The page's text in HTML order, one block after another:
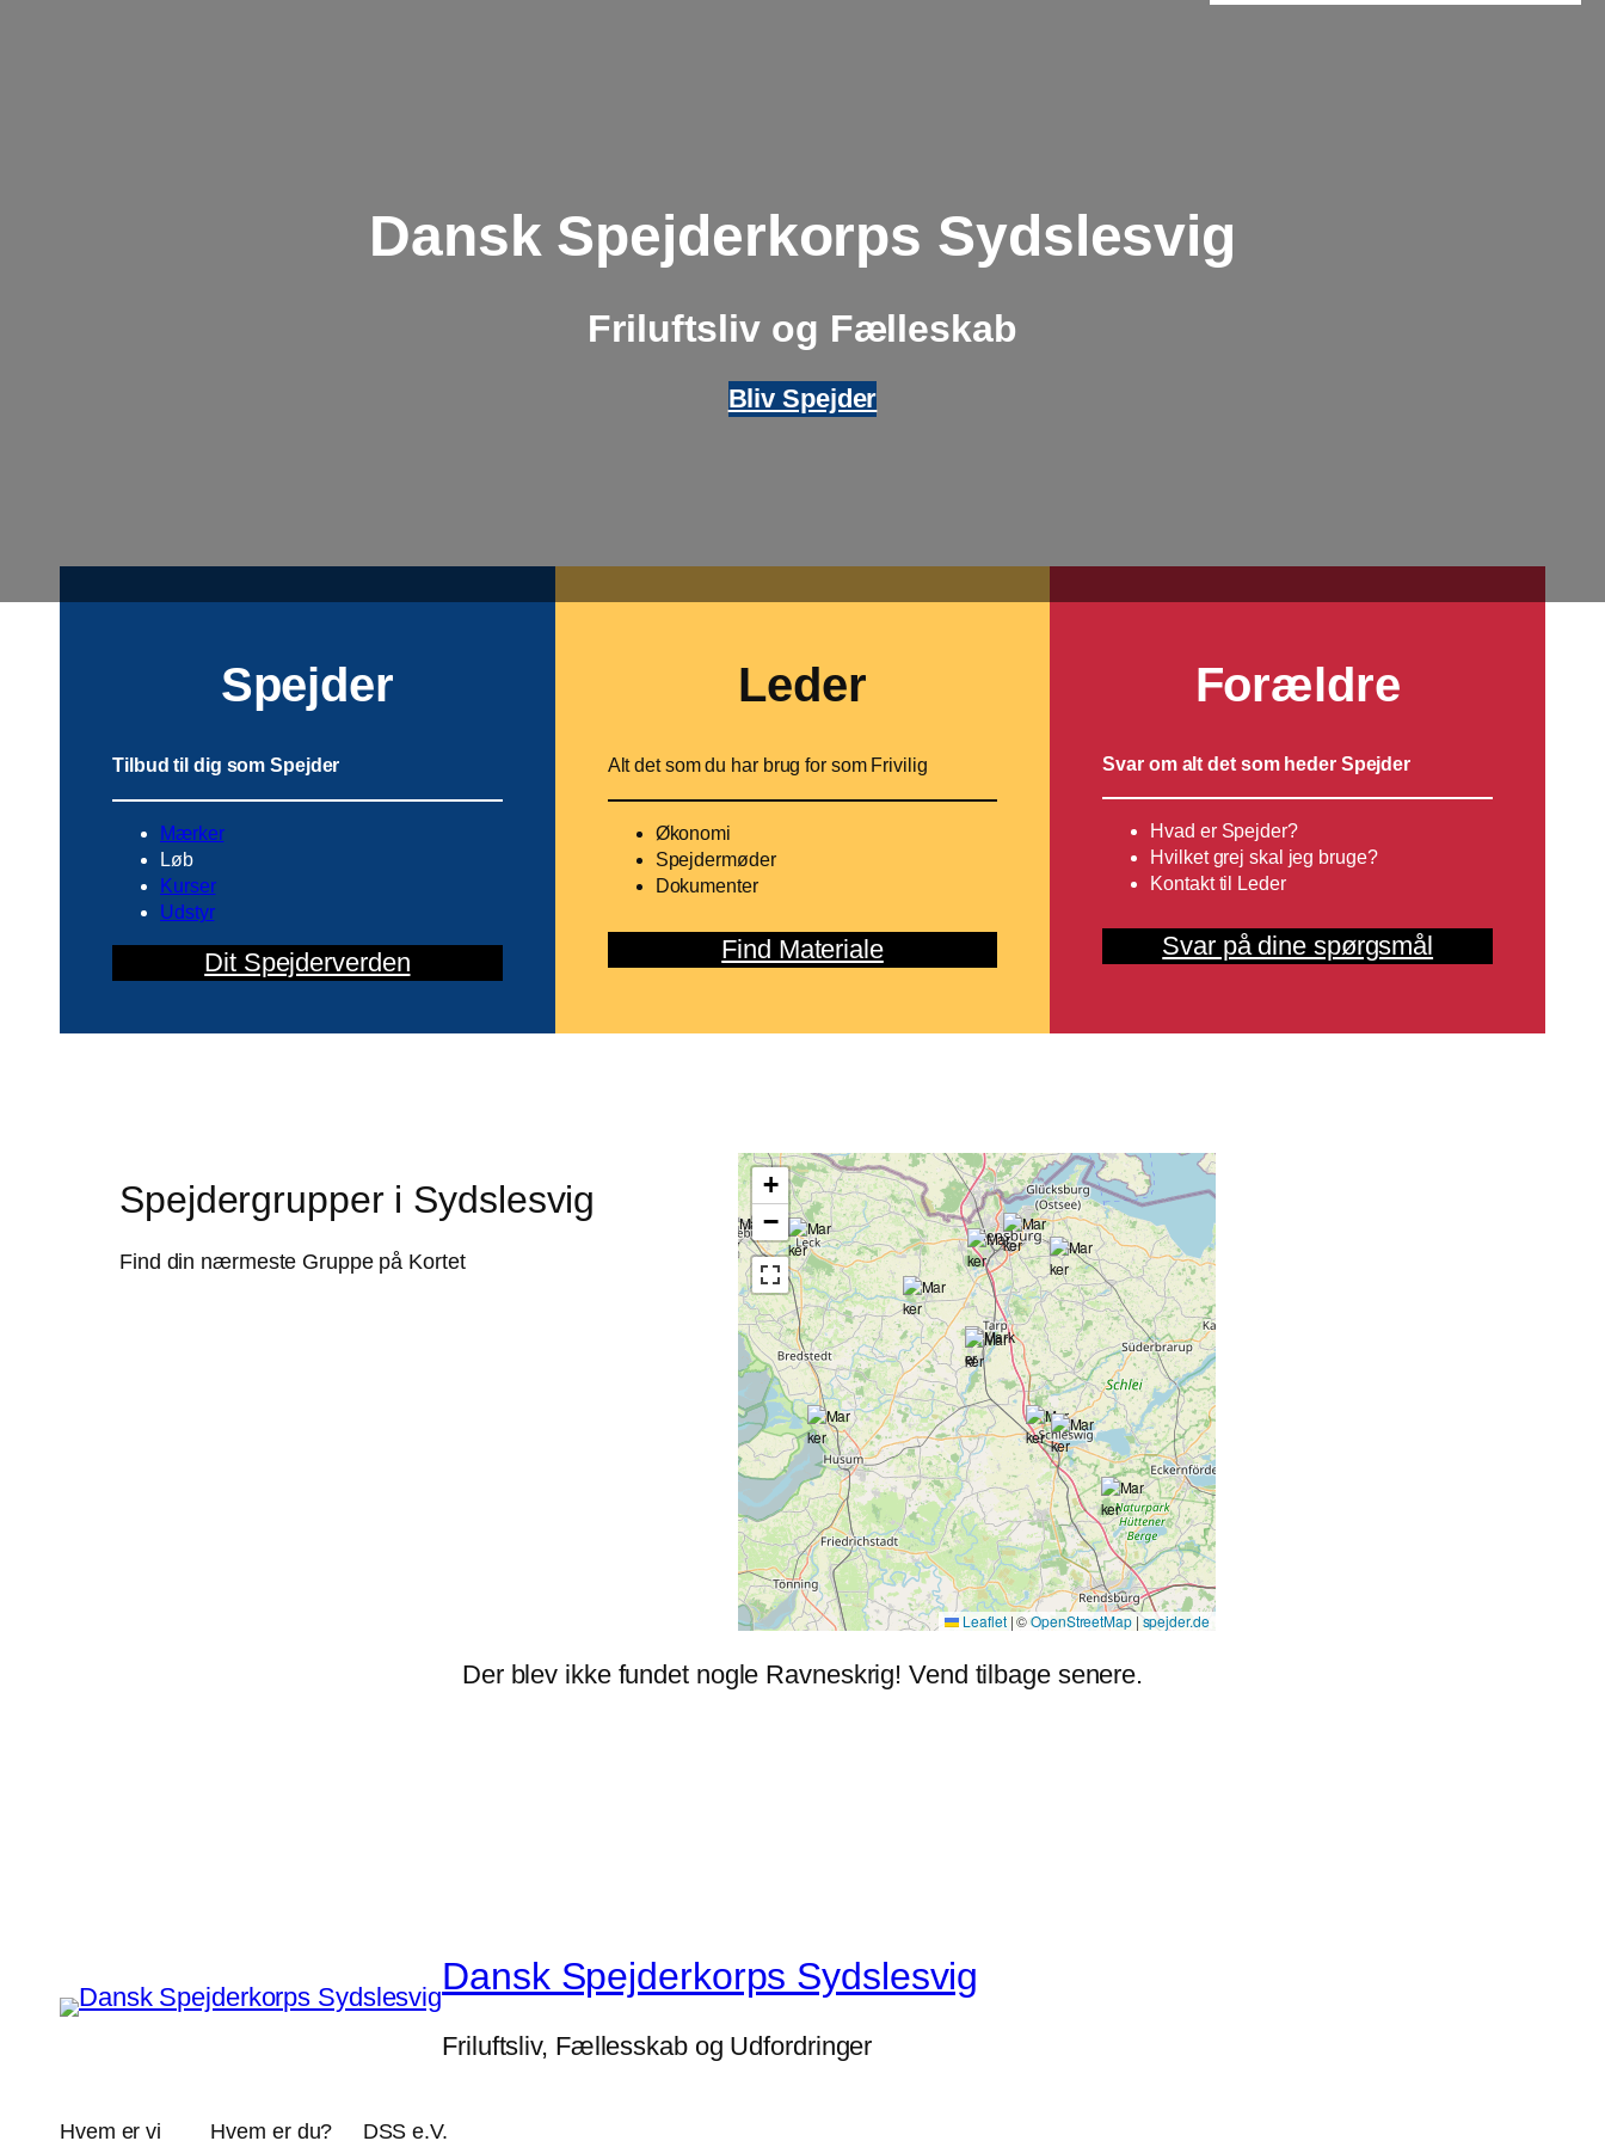
Dansk Spejderkorps Sydslesvig
Friluftsliv og Fælleskab
Bliv Spejder
Spejder
Tilbud til dig som Spejder
Mærker
Løb
Kurser
Udstyr
Dit Spejderverden
Leder
Alt det som du har brug for som Frivilig
Økonomi
Spejdermøder
Dokumenter
Find Materiale
Forældre
Svar om alt det som heder Spejder
Hvad er Spejder?
Hvilket grej skal jeg bruge?
Kontakt til Leder
Svar på dine spørgsmål
Spejdergrupper i Sydslesvig
Find din nærmeste Gruppe på Kortet
+
−
Leaflet |©OpenStreetMap|spejder.de
Der blev ikke fundet nogle Ravneskrig! Vend tilbage senere.
Dansk Spejderkorps Sydslesvig
Friluftsliv, Fællesskab og Udfordringer
Hvem er vi Hvem er du? DSS e.V.